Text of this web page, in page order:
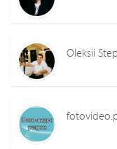
Oleksii